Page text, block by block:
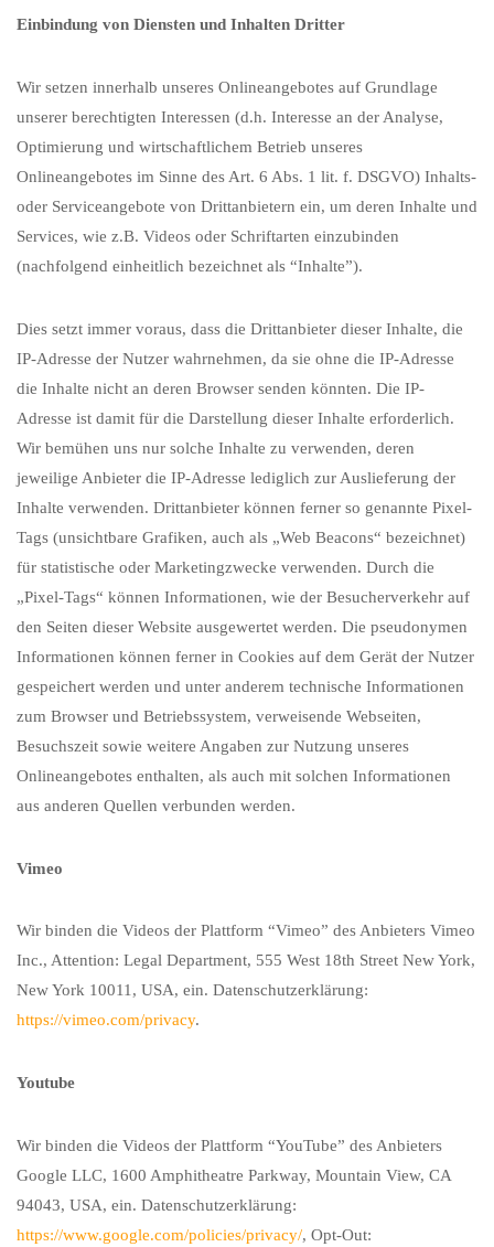
Einbindung von Diensten und Inhalten Dritter
Wir setzen innerhalb unseres Onlineangebotes auf Grundlage
unserer berechtigten Interessen (d.h. Interesse an der Analyse,
Optimierung und wirtschaftlichem Betrieb unseres
Onlineangebotes im Sinne des Art. 6 Abs. 1 lit. f. DSGVO) Inhalts-
oder Serviceangebote von Drittanbietern ein, um deren Inhalte und
Services, wie z.B. Videos oder Schriftarten einzubinden
(nachfolgend einheitlich bezeichnet als “Inhalte”).
Dies setzt immer voraus, dass die Drittanbieter dieser Inhalte, die
IP-Adresse der Nutzer wahrnehmen, da sie ohne die IP-Adresse
die Inhalte nicht an deren Browser senden könnten. Die IP-
Adresse ist damit für die Darstellung dieser Inhalte erforderlich.
Wir bemühen uns nur solche Inhalte zu verwenden, deren
jeweilige Anbieter die IP-Adresse lediglich zur Auslieferung der
Inhalte verwenden. Drittanbieter können ferner so genannte Pixel-
Tags (unsichtbare Grafiken, auch als „Web Beacons“ bezeichnet)
für statistische oder Marketingzwecke verwenden. Durch die
„Pixel-Tags“ können Informationen, wie der Besucherverkehr auf
den Seiten dieser Website ausgewertet werden. Die pseudonymen
Informationen können ferner in Cookies auf dem Gerät der Nutzer
gespeichert werden und unter anderem technische Informationen
zum Browser und Betriebssystem, verweisende Webseiten,
Besuchszeit sowie weitere Angaben zur Nutzung unseres
Onlineangebotes enthalten, als auch mit solchen Informationen
aus anderen Quellen verbunden werden.
Vimeo
Wir binden die Videos der Plattform “Vimeo” des Anbieters Vimeo
Inc., Attention: Legal Department, 555 West 18th Street New York,
New York 10011, USA, ein. Datenschutzerklärung:
https://vimeo.com/privacy.
Youtube
Wir binden die Videos der Plattform “YouTube” des Anbieters
Google LLC, 1600 Amphitheatre Parkway, Mountain View, CA
94043, USA, ein. Datenschutzerklärung:
https://www.google.com/policies/privacy/, Opt-Out: